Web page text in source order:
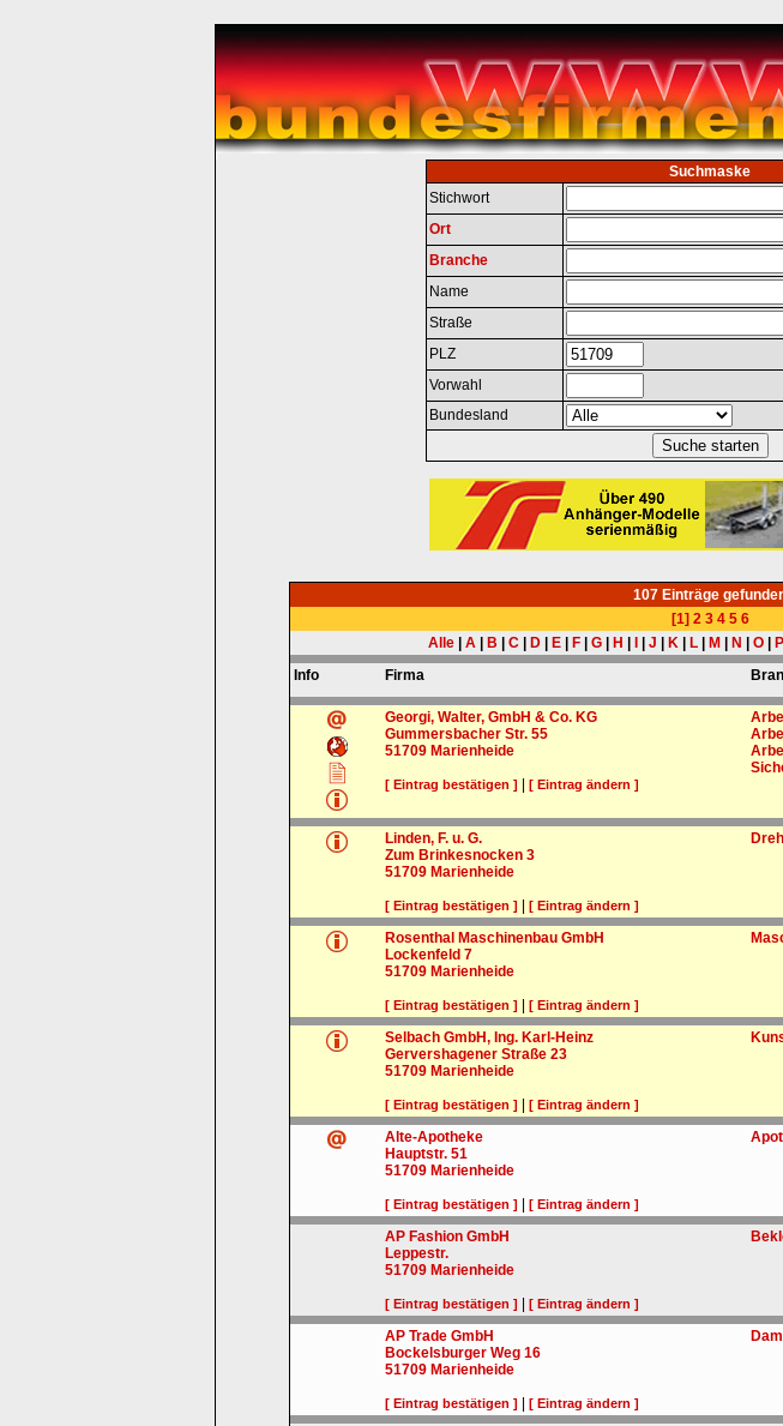
Suchmaske
Stichwort
Ort
Branche
Name
Straße
PLZ
Vorwahl
Bundesland
107 Einträge
[1] 2 3 4 5 6
Alle| A| B C| D| E| F| G| H J K| L| M N O| P
Info
Firma
Georgi, Walter, GmbH & Co. KG
Gummersbacher Str. 55
51709 Marienheide
[ Eintrag bestätigen ] [ Eintrag ändern ]
Linden, F. u. G.
Zum Brinkesnocken 3
51709 Marienheide
[ Eintrag bestätigen ] [ Eintrag ändern ]
Rosenthal Maschinenbau GmbH
Lockenfeld 7
51709 Marienheide
[ Eintrag bestätigen ] [ Eintrag ändern ]
Selbach GmbH, Ing. Karl-Heinz
Gervershagener Straße 23
51709 Marienheide
[ Eintrag bestätigen ] [ Eintrag ändern ]
Alte-Apotheke
Hauptstr. 51
51709 Marienheide
[ Eintrag bestätigen ] [ Eintrag ändern ]
AP Fashion GmbH
Leppestr.
51709 Marienheide
[ Eintrag bestätigen ] [ Eintrag ändern ]
AP Trade GmbH
Bockelsburger Weg 16
51709 Marienheide
[ Eintrag bestätigen ] [ Eintrag ändern ]